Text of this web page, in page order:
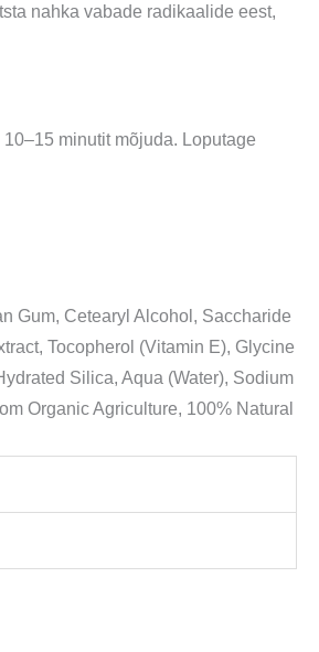
nahka vabade radikaalide eest,
minutit mõjuda. Loputage
Gum, Cetearyl Alcohol, Saccharide
Tocopherol (Vitamin E), Glycine
Silica, Aqua (Water), Sodium
Organic Agriculture, 100% Natural